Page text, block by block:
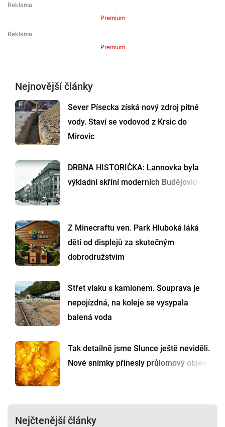
Premium
Premium
Nejnovější články
Sever Písecka získá nový zdroj pitné
vody. Staví se vodovod z Krsic do
Mirovic
DRBNA HISTORIČKA: Lannovka byla
výkladní skříní moderních Budějovic
Z Minecraftu ven. Park Hluboká láká
děti od displejů za skutečným
dobrodružstvím
Střet vlaku s kamionem. Souprava je
nepojízdná, na koleje se vysypala
balená voda
Tak detailně jsme Slunce ještě neviděli.
Nové snímky přinesly průlomový objev
Nejčtenější články